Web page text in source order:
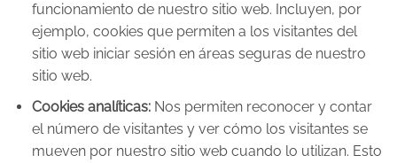
funcionamiento de nuestro sitio web. Incluyen, por
ejemplo, cookies que permiten a los visitantes del
sitio web iniciar sesión en áreas seguras de nuestro
sitio web.
Cookies analíticas:Nos permiten reconocer y contar
el número de visitantes y ver cómo los visitantes se
mueven por nuestro sitio web cuando lo utilizan. Esto